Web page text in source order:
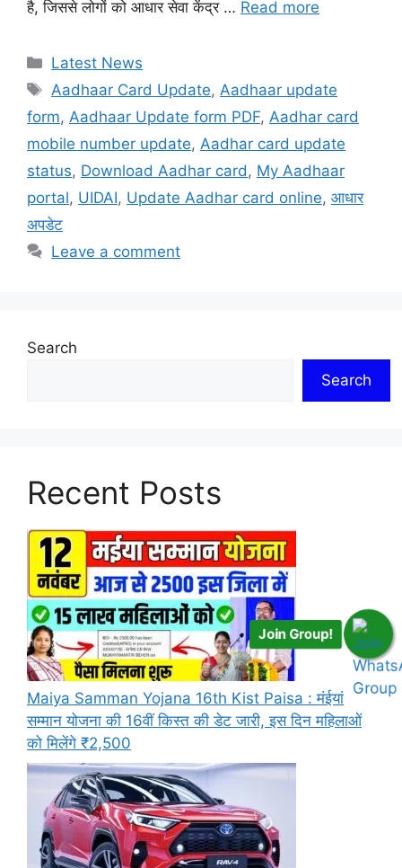
है, जिससे लोगों को आधार सेवा केंद्र … Read more
Categories
Latest News
Tags
Aadhaar Card Update,Aadhaar update
form, Aadhaar Update form PDF, Aadhar card
mobile number update, Aadhar card update
status, Download Aadhar card, My Aadhaar
portal, UIDAI, Update Aadhar card online, आधार
अपडेट
Leave a comment
Search
Search
Recent Posts
Maiya Samman Yojana 16th Kist Paisa : मंईयां
सम्मान योजना की 16वीं किस्त की डेट जारी, इस दिन महिलाओं
को मिलेंगे ₹2,500
Join Group!